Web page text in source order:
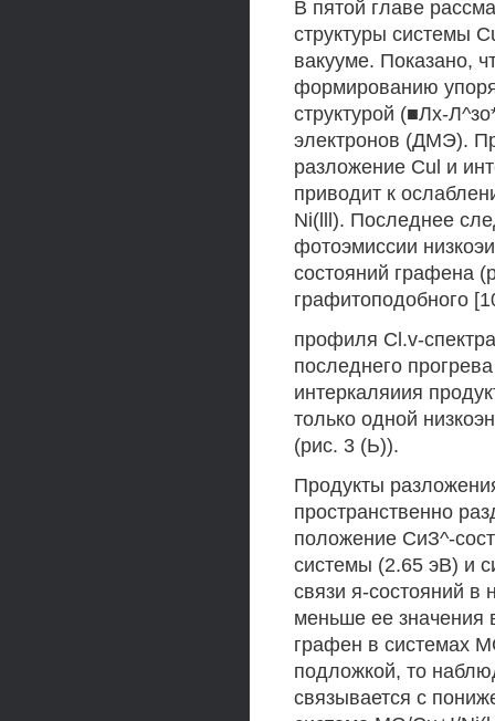
В пятой главе
структуры системы
вакууме. Показано,
формированию
структурой (■Лх-
электронов (ДМЭ).
разложение Cul и
приводит к
Ni(lll). Последнее
фотоэмиссии
состояний графена
графитоподобного
профиля Cl.v-
последнего
интеркаляиия
только одной
(рис. 3 (Ь)).
Продукты
пространственно
положение СиЗ^-
системы (2.65 эВ) и
связи я-состояний в
меньше ее значения
графен в системах
подложкой, то
связывается с